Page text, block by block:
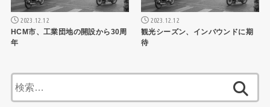
2023.12.12
HCM市、工業団地の開設から30周
年
2023.12.12
観光シーズン、インバウンドに期
待
索: